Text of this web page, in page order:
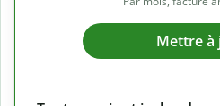
Mettre à